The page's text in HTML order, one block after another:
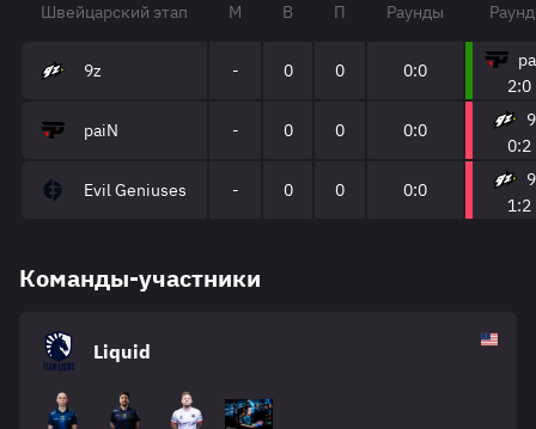
Швейцарский этап М В П Раунды
9z - 0 0 0:0
2:0
paiN - 0 0 0:0
0:2
Evil Geniuses - 0 0 0:0
1:2
Команды-участники
Liquid